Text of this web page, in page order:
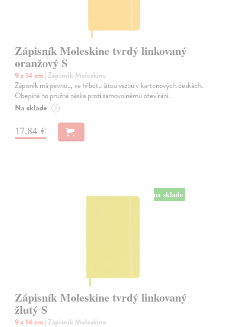
Zápisník Moleskine tvrdý linkovaný
oranžový S
9 x 14 cm | Zápisník Moleskine
Zápisník má pevnou, ve hřbetu šitou vazbu v kartonových deskách.
Obepíná ho pružná páska proti samovolnému otevírání.
Na sklade ?
17,84 €
na sklade
Zápisník Moleskine tvrdý linkovaný
žlutý S
9 x 14 cm | Zápisník Moleskine